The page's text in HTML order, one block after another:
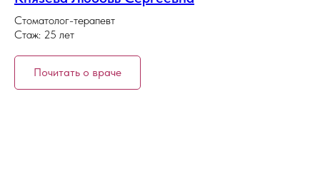
Стоматолог-терапевт
Стаж: 25 лет
Почитать о враче